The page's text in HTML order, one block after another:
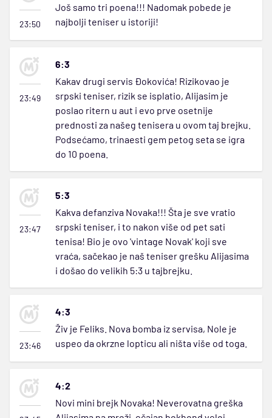
23:50
Još samo tri poena!!! Nadomak pobede je
najbolji teniser u istoriji!
23:49
6:3
Kakav drugi servis Đokovića! Rizikovao je
srpski teniser, rizik se isplatio, Alijasim je
poslao ritern u aut i evo prve osetnije
prednosti za našeg tenisera u ovom taj brejku.
Podsećamo, trinaesti gem petog seta se igra
do 10 poena.
23:47
5:3
Kakva defanziva Novaka!!! Šta je sve vratio
srpski teniser, i to nakon više od pet sati
tenisa! Bio je ovo 'vintage Novak' koji sve
vraća, sačekao je naš teniser grešku Alijasima
i došao do velikih 5:3 u tajbrejku.
23:46
4:3
Živ je Feliks. Nova bomba iz servisa, Nole je
uspeo da okrzne lopticu ali ništa više od toga.
4:2
Novi mini brejk Novaka! Neverovatna greška